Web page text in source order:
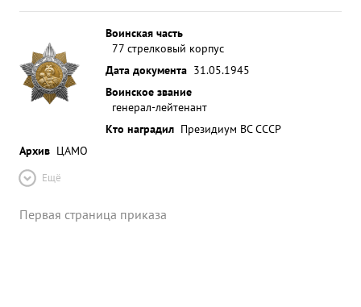
Воинская часть
77 стрелковый корпус
Дата документа 31.05.1945
Воинское звание
генерал-лейтенант
Кто наградил Президиум ВС СССР
Архив ЦАМО
Ещё
Первая страница приказа